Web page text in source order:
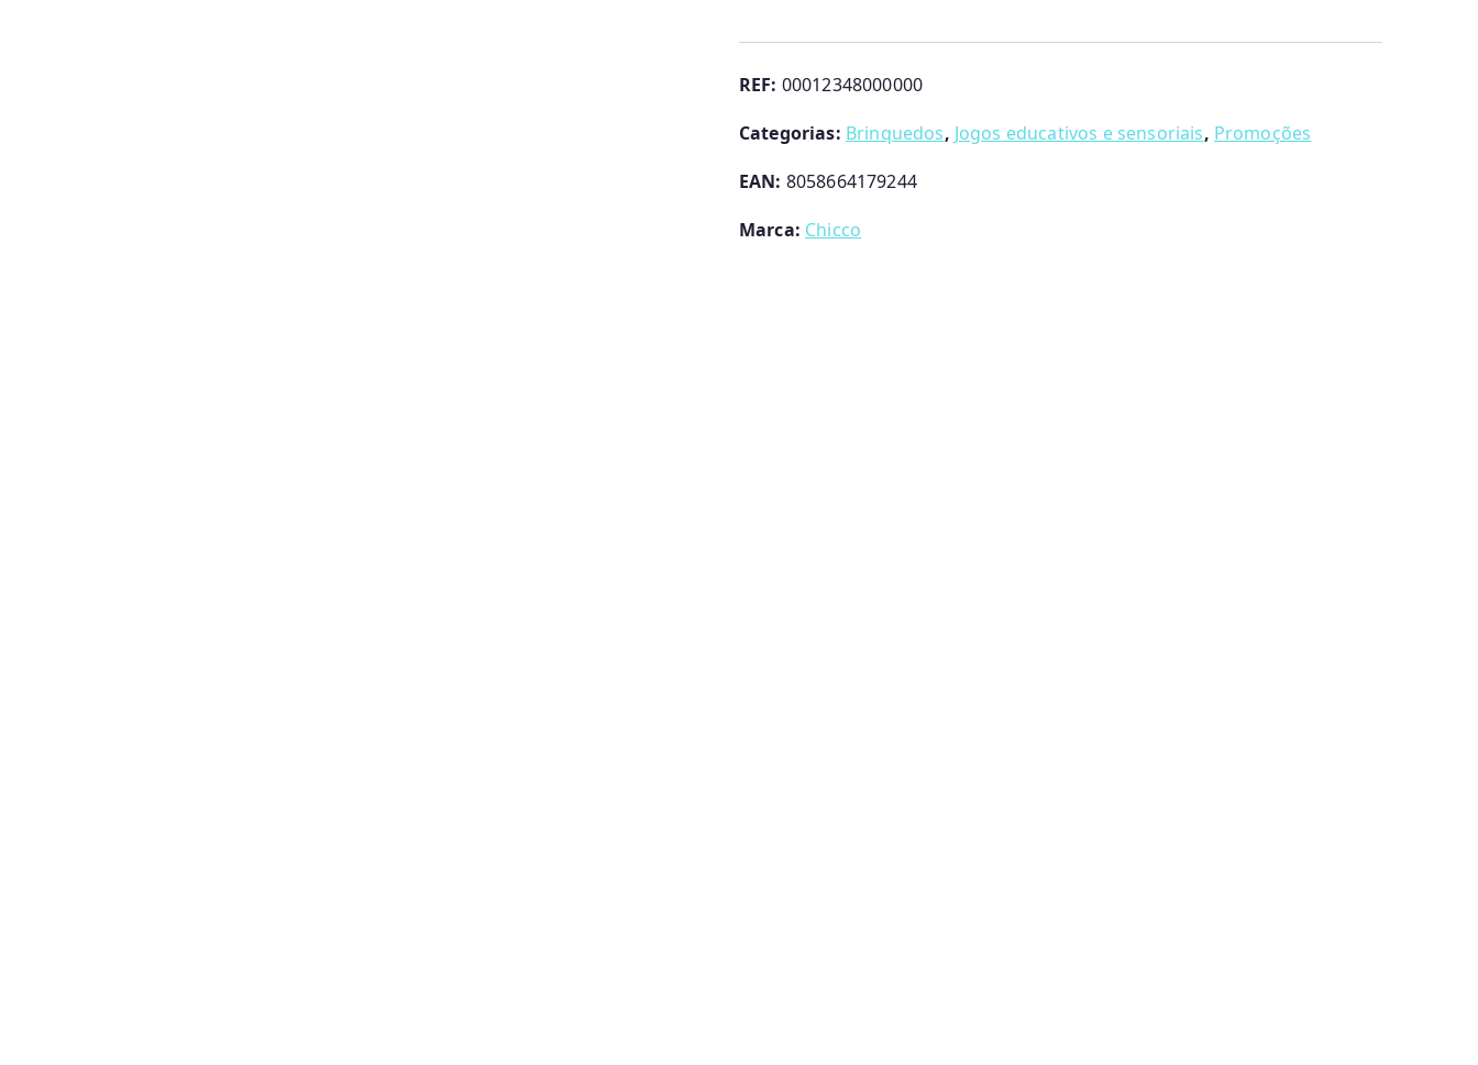
Puxa
e
Chicco
REF: 00012348000000
Categorias: Brinquedos, Jogos educativos e sensoriais, Promoções
EAN: 8058664179244
Marca: Chicco